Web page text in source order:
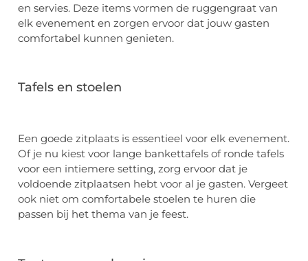
en servies. Deze items vormen de ruggengraat van
elk evenement en zorgen ervoor dat jouw gasten
comfortabel kunnen genieten.
Tafels en stoelen
Een goede zitplaats is essentieel voor elk evenement.
Of je nu kiest voor lange bankettafels of ronde tafels
voor een intiemere setting, zorg ervoor dat je
voldoende zitplaatsen hebt voor al je gasten. Vergeet
ook niet om comfortabele stoelen te huren die
passen bij het thema van je feest.